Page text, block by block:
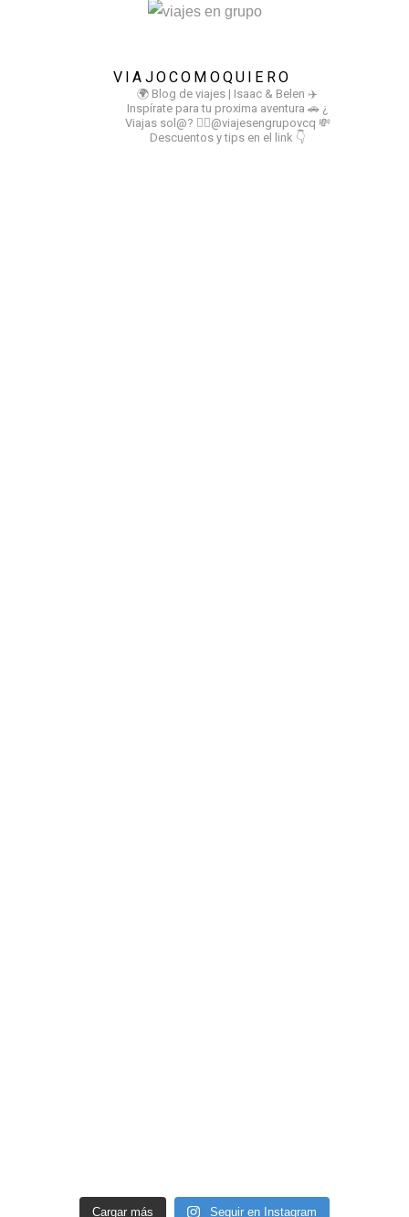
VIAJOCOMOQUIERO
🌍 Blog de viajes | Isaac & Belen ✈️
Inspírate para tu proxima aventura 🚗 ¿
Viajas sol@? 👉🏻@viajesengrupovcq 💸
Descuentos y tips en el link 👇
Cargar más Seguir en Instagram